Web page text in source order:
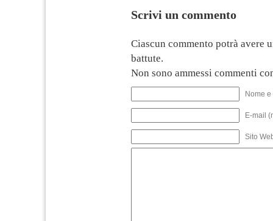
Scrivi un commento
Ciascun commento potrà avere
battute.
Non sono ammessi commenti
Nome
E-mail
Sito